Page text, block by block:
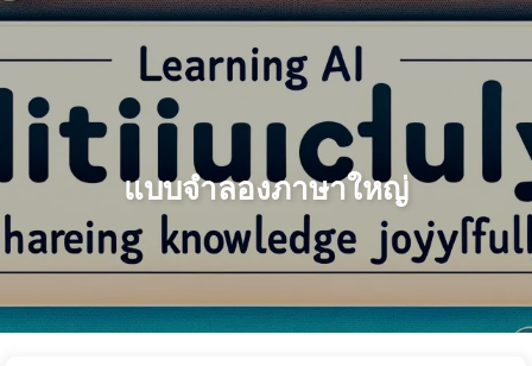
ค้นหา หน้าแรก ที่เก็บ แท็ก หมวดหมู่
ลิงก์ เกี่ยวกับเรา 🇹🇭 ไทย
แบบจำลองภาษาใหญ่